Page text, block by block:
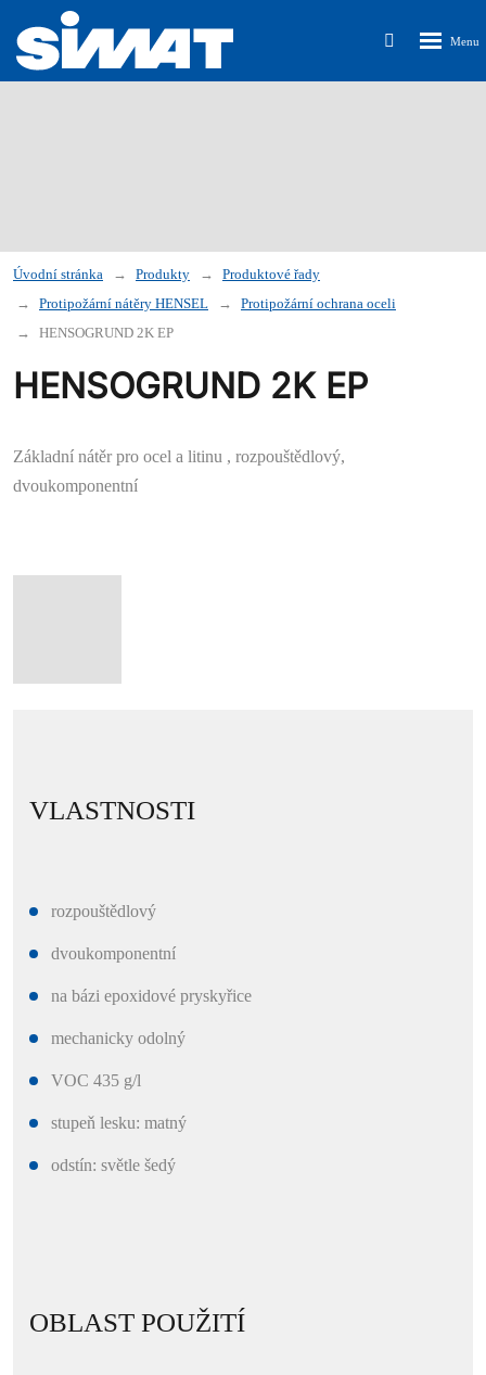
Vyhledávání
Úvodní stránka Produkty
Produktové řady
Protipožární nátěry HENSEL
Protipožární ochrana oceli
HENSOGRUND 2K EP
HENSOGRUND 2K EP
Základní nátěr pro ocel a litinu , rozpouštědlový,
dvoukomponentní
VLASTNOSTI
rozpouštědlový
dvoukomponentní
na bázi epoxidové pryskyřice
mechanicky odolný
VOC 435 g/l
stupeň lesku: matný
odstín: světle šedý
OBLAST POUŽITÍ